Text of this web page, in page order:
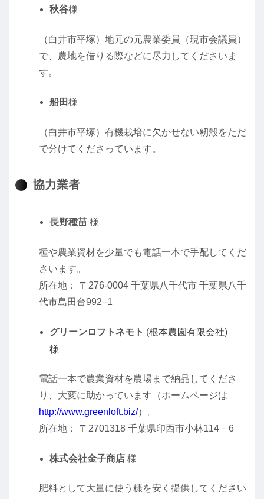
秋谷様
（白井市平塚）地元の元農業委員（現市会議員）
で、農地を借りる際などに尽力してくださいま
す。
船田様
（白井市平塚）有機栽培に欠かせない籾殻をただ
で分けてくださっています。
協力業者
長野種苗 様
種や農業資材を少量でも電話一本で手配してくだ
さいます。
所在地： 〒276-0004 千葉県八千代市 千葉県八千
代市島田台992−1
グリーンロフトネモト (根本農園有限会社)
様
電話一本で農業資材を農場まで納品してくださ
り、大変に助かっています（ホームページは
http://www.greenloft.biz/）。
所在地： 〒2701318 千葉県印西市小林114－6
株式会社金子商店 様
肥料として大量に使う糠を安く提供してください